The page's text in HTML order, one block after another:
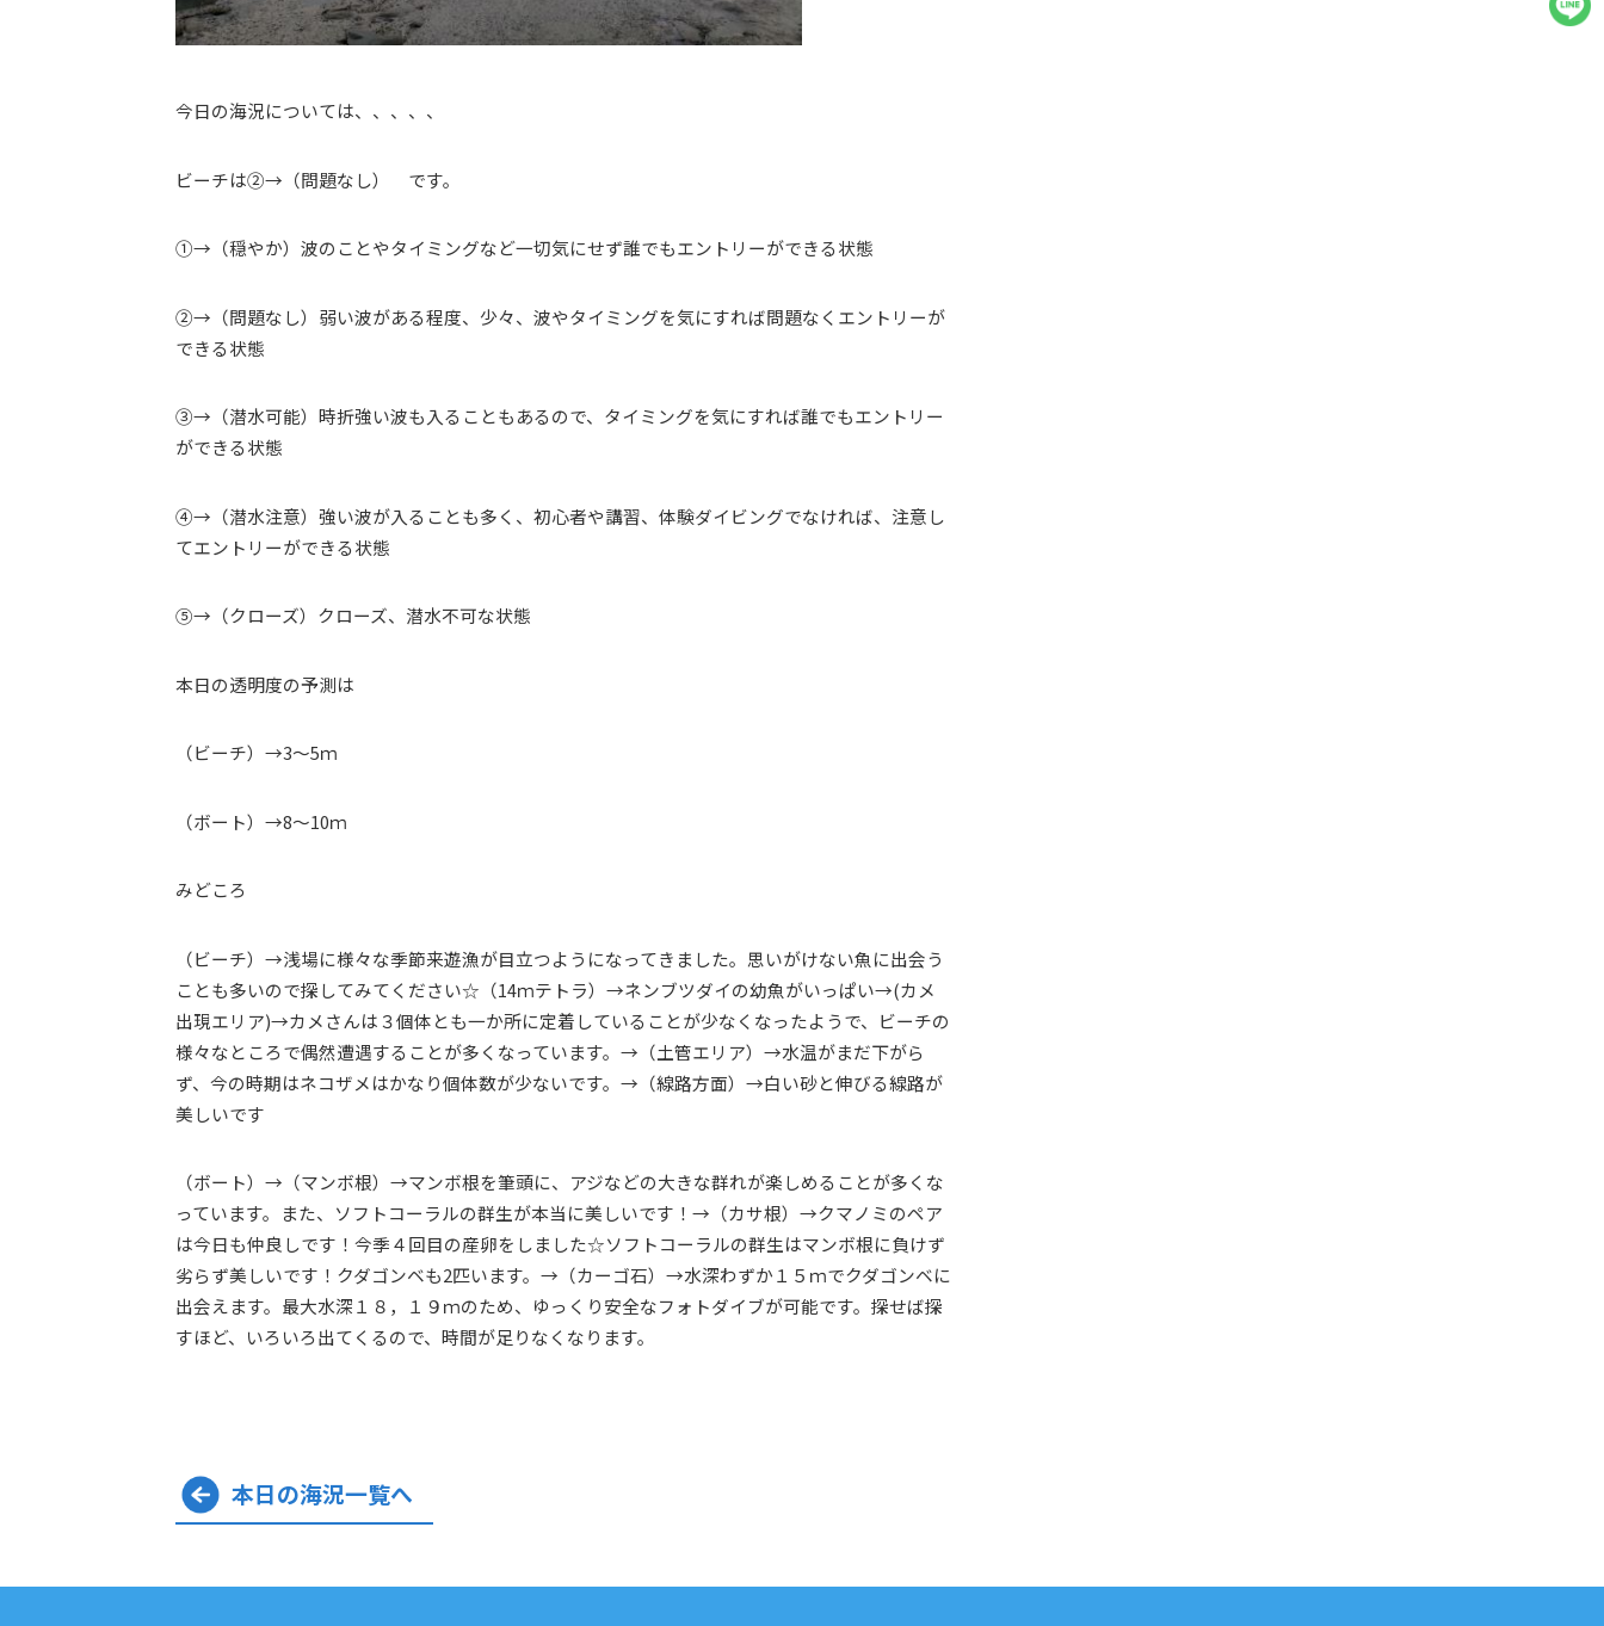
今日の海況については、、、、、
ビーチは②→（問題なし） です。
①→（穏やか）波のことやタイミングなど一切気にせず誰でもエントリーができる状態
②→（問題なし）弱い波がある程度、少々、波やタイミングを気にすれば問題なくエントリーが
できる状態
③→（潜水可能）時折強い波も入ることもあるので、タイミングを気にすれば誰でもエントリー
ができる状態
④→（潜水注意）強い波が入ることも多く、初心者や講習、体験ダイビングでなければ、注意し
てエントリーができる状態
⑤→（クローズ）クローズ、潜水不可な状態
本日の透明度の予測は
（ビーチ）→3～5ｍ
（ボート）→8～10ｍ
みどころ
（ビーチ）→浅場に様々な季節来遊漁が目立つようになってきました。思いがけない魚に出会う
ことも多いので探してみてください☆（14ｍテトラ）→ネンブツダイの幼魚がいっぱい→(カメ
出現エリア)→カメさんは３個体とも一か所に定着していることが少なくなったようで、ビーチの
様々なところで偶然遭遇することが多くなっています。→（土管エリア）→水温がまだ下がら
ず、今の時期はネコザメはかなり個体数が少ないです。→（線路方面）→白い砂と伸びる線路が
美しいです
（ボート）→（マンボ根）→マンボ根を筆頭に、アジなどの大きな群れが楽しめることが多くな
っています。また、ソフトコーラルの群生が本当に美しいです！→（カサ根）→クマノミのペア
は今日も仲良しです！今季４回目の産卵をしました☆ソフトコーラルの群生はマンボ根に負けず
劣らず美しいです！クダゴンベも2匹います。→（カーゴ石）→水深わずか１５ｍでクダゴンベに
出会えます。最大水深１８，１９ｍのため、ゆっくり安全なフォトダイブが可能です。探せば探
すほど、いろいろ出てくるので、時間が足りなくなります。
本日の海況一覧へ